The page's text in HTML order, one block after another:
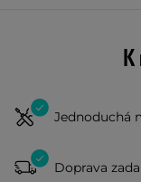
Jednoduchá
Doprava